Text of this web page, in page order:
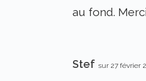
au fond.
Stef sur 27 février